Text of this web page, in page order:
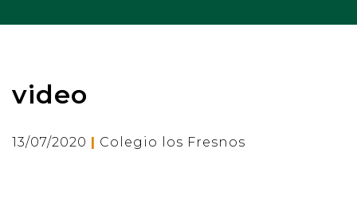
video
13/07/2020 | Colegio los Fresnos